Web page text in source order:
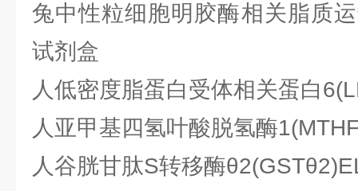
兔中性粒细胞明胶酶相关脂质
试剂盒
人低密度脂蛋白受体相关蛋白
人亚甲基四氢叶酸脱氢酶
人谷胱甘肽S转移酶